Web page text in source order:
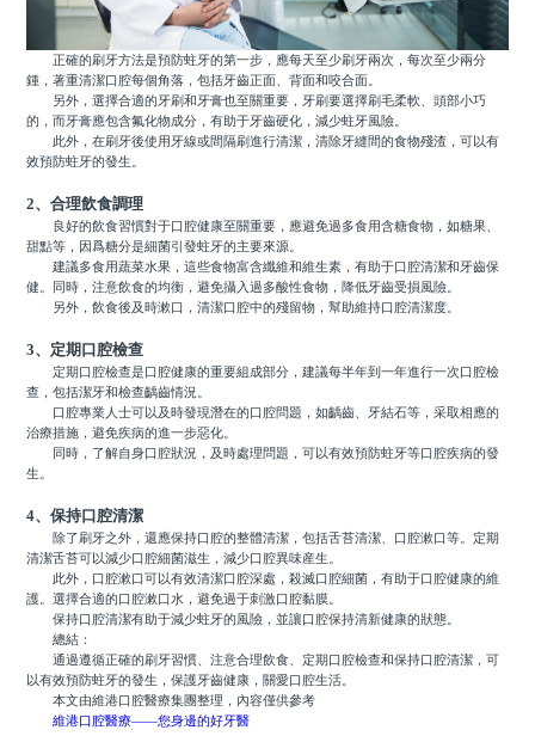
正確的刷牙方法是預防蛀牙的第一步，應每天至少刷牙兩次，每次至少兩分
鍾，著重清潔口腔每個角落，包括牙齒正面、背面和咬合面。
另外，選擇合適的牙刷和牙膏也至關重要，牙刷要選擇刷毛柔軟、頭部小巧
的，而牙膏應包含氟化物成分，有助于牙齒硬化，減少蛀牙風險。
此外，在刷牙後使用牙線或間隔刷進行清潔，清除牙縫間的食物殘渣，可以有
效預防蛀牙的發生。
2、合理飲食調理
良好的飲食習慣對于口腔健康至關重要，應避免過多食用含糖食物，如糖果、
甜點等，因爲糖分是細菌引發蛀牙的主要來源。
建議多食用蔬菜水果，這些食物富含纖維和維生素，有助于口腔清潔和牙齒保
健。同時，注意飲食的均衡，避免攝入過多酸性食物，降低牙齒受損風險。
另外，飲食後及時漱口，清潔口腔中的殘留物，幫助維持口腔清潔度。
3、定期口腔檢查
定期口腔檢查是口腔健康的重要組成部分，建議每半年到一年進行一次口腔檢
查，包括潔牙和檢查齲齒情況。
口腔專業人士可以及時發現潛在的口腔問題，如齲齒、牙結石等，采取相應的
治療措施，避免疾病的進一步惡化。
同時，了解自身口腔狀況，及時處理問題，可以有效預防蛀牙等口腔疾病的發
生。
4、保持口腔清潔
除了刷牙之外，還應保持口腔的整體清潔，包括舌苔清潔、口腔漱口等。定期
清潔舌苔可以減少口腔細菌滋生，減少口腔異味産生。
此外，口腔漱口可以有效清潔口腔深處，殺滅口腔細菌，有助于口腔健康的維
護。選擇合適的口腔漱口水，避免過于刺激口腔黏膜。
保持口腔清潔有助于減少蛀牙的風險，並讓口腔保持清新健康的狀態。
總結：
通過遵循正確的刷牙習慣、注意合理飲食、定期口腔檢查和保持口腔清潔，可
以有效預防蛀牙的發生，保護牙齒健康，關愛口腔生活。
本文由維港口腔醫療集團整理，內容僅供參考
維港口腔醫療——您身邊的好牙醫